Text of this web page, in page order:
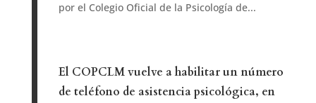
por el Colegio Oficial de la Psicología de...
El COPCLM vuelve a habilitar un número
de teléfono de asistencia psicológica, en